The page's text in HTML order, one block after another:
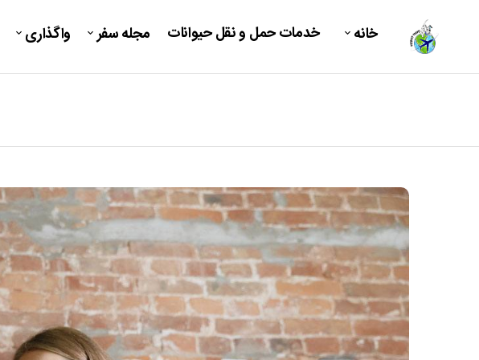
خانه خدمات حمل و نقل حیوانات مجله سفر واگذاری